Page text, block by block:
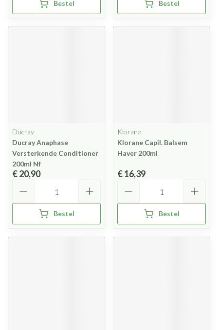
Bestel Bestel
Ducray
Ducray Anaphase
Versterkende Conditioner
200ml Nf
€ 20,90
Bestel
Klorane
Klorane Capil. Balsem
Haver 200ml
€ 16,39
Bestel